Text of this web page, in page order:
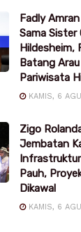
Fadly
Sama
Hildesheim,
Batang
Pariwisata
KAMIS, 6
Zigo
Jembatan
Pauh,
Dikawal
KAMIS, 6